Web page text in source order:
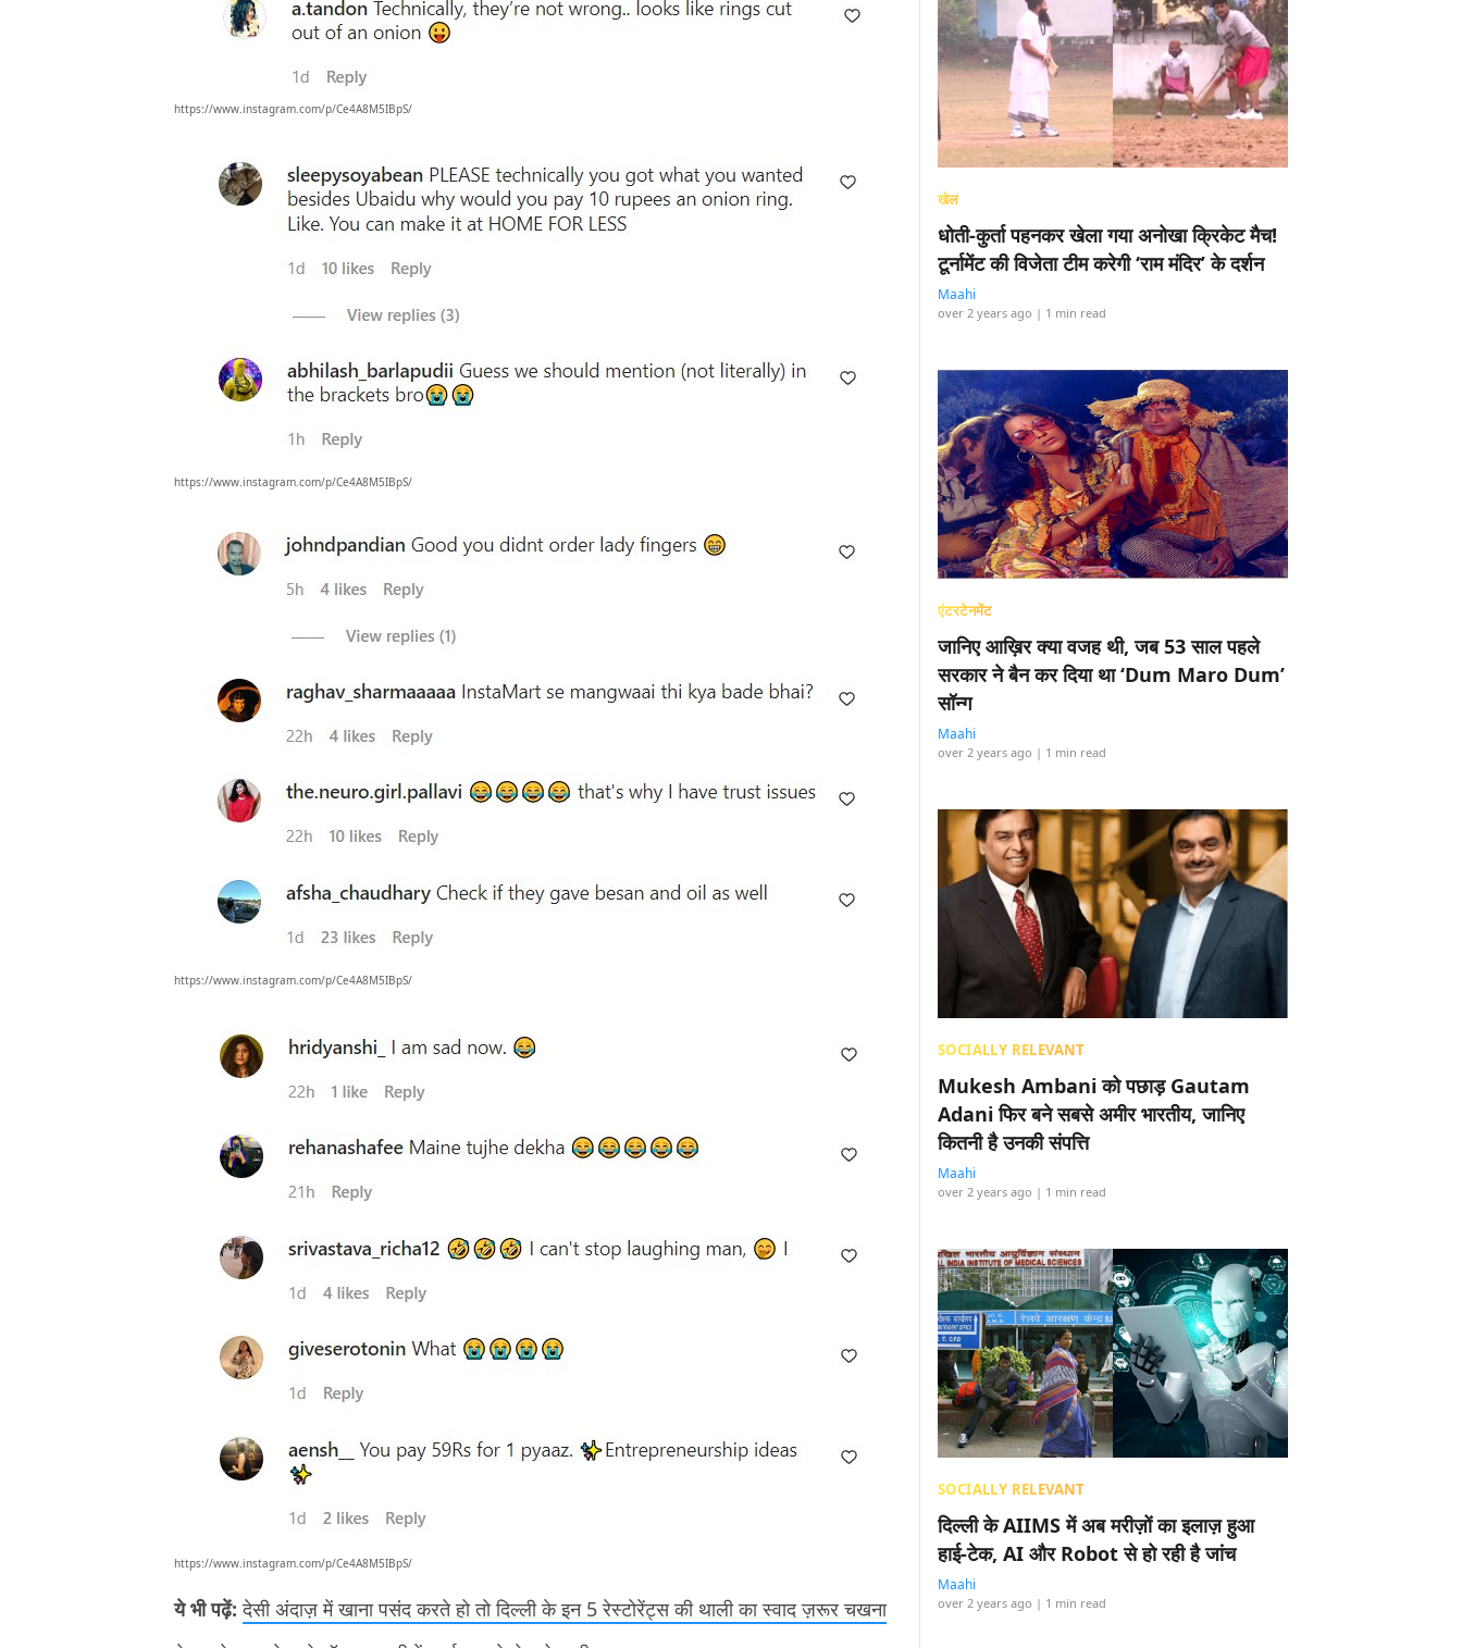
https://www.instagram.com/p/Ce4A8M5IBpS/
https://www.instagram.com/p/Ce4A8M5IBpS/
https://www.instagram.com/p/Ce4A8M5IBpS/
https://www.instagram.com/p/Ce4A8M5IBpS/
ये भी पढ़ें: देसी अंदाज़ में खाना पसंद करते हो तो दिल्ली के इन 5 रेस्टोरेंट्स की थाली का स्वाद ज़रूर चखना
खेल
धोती-कुर्ता पहनकर खेला गया अनोखा क्रिकेट मैच!
टूर्नामेंट की विजेता टीम करेगी ‘राम मंदिर’ के दर्शन
Maahi
over 2 years ago | 1 min read
एंटरटेनमेंट
जानिए आख़िर क्या वजह थी, जब 53 साल पहले
सरकार ने बैन कर दिया था ‘Dum Maro Dum’
सॉन्ग
Maahi
over 2 years ago | 1 min read
SOCIALLY RELEVANT
Mukesh Ambani को पछाड़ Gautam
Adani फिर बने सबसे अमीर भारतीय, जानिए
कितनी है उनकी संपत्ति
Maahi
over 2 years ago | 1 min read
SOCIALLY RELEVANT
दिल्ली के AIIMS में अब मरीज़ों का इलाज़ हुआ
हाई-टेक, AI और Robot से हो रही है जांच
Maahi
over 2 years ago | 1 min read